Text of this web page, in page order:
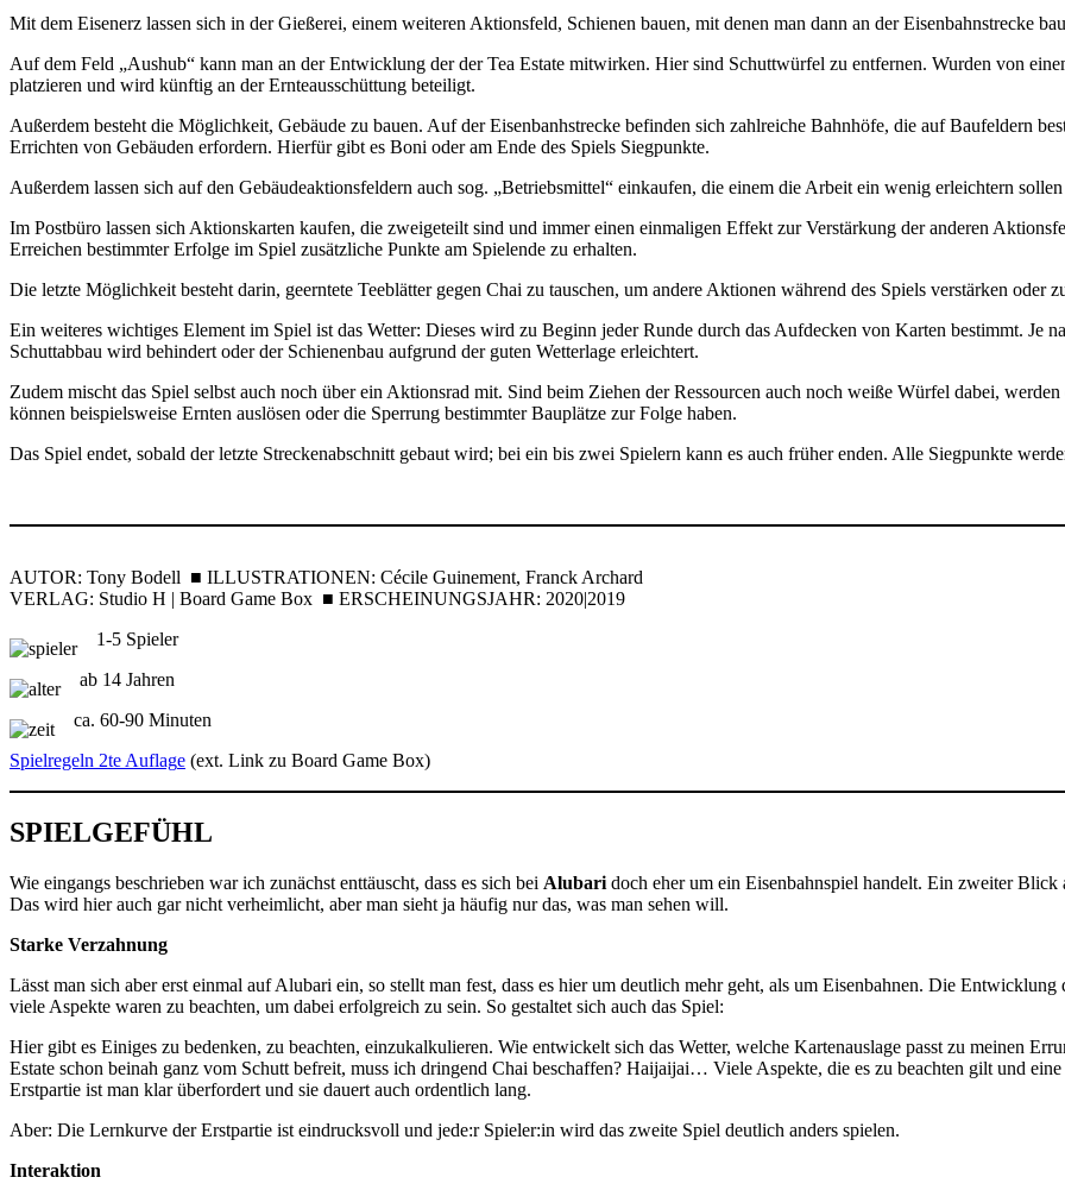
Mit dem Eisenerz lassen sich in der Gießerei, einem weiteren Aktionsfeld, Schienen bauen, mit denen man dann an der Eisenbahnstrecke
Auf dem Feld „Aushub“ kann man an der Entwicklung der der Tea Estate mitwirken. Hier sind Schuttwürfel zu entfernen. Wurden von
platzieren und wird künftig an der Ernteausschüttung beteiligt.
Außerdem besteht die Möglichkeit, Gebäude zu bauen. Auf der Eisenbanhstrecke befinden sich zahlreiche Bahnhöfe, die auf Baufeldern
Errichten von Gebäuden erfordern. Hierfür gibt es Boni oder am Ende des Spiels Siegpunkte.
Außerdem lassen sich auf den Gebäudeaktionsfeldern auch sog. „Betriebsmittel“ einkaufen, die einem die Arbeit ein wenig erleichtern
Im Postbüro lassen sich Aktionskarten kaufen, die zweigeteilt sind und immer einen einmaligen Effekt zur Verstärkung der anderen
Erreichen bestimmter Erfolge im Spiel zusätzliche Punkte am Spielende zu erhalten.
Die letzte Möglichkeit besteht darin, geerntete Teeblätter gegen Chai zu tauschen, um andere Aktionen während des Spiels verstärken oder
Ein weiteres wichtiges Element im Spiel ist das Wetter: Dieses wird zu Beginn jeder Runde durch das Aufdecken von Karten bestimmt. Je
Schuttabbau wird behindert oder der Schienenbau aufgrund der guten Wetterlage erleichtert.
Zudem mischt das Spiel selbst auch noch über ein Aktionsrad mit. Sind beim Ziehen der Ressourcen auch noch weiße Würfel dabei,
können beispielsweise Ernten auslösen oder die Sperrung bestimmter Bauplätze zur Folge haben.
Das Spiel endet, sobald der letzte Streckenabschnitt gebaut wird; bei ein bis zwei Spielern kann es auch früher enden. Alle Siegpunkte
AUTOR: Tony Bodell ■ ILLUSTRATIONEN: Cécile Guinement, Franck Archard
VERLAG: Studio H | Board Game Box ■ ERSCHEINUNGSJAHR: 2020|2019
1-5 Spieler
ab 14 Jahren
ca. 60-90 Minuten
Spielregeln 2te Auflage (ext. Link zu Board Game Box)
SPIELGEFÜHL
Wie eingangs beschrieben war ich zunächst enttäuscht, dass es sich bei Alubari doch eher um ein Eisenbahnspiel handelt. Ein zweiter
Das wird hier auch gar nicht verheimlicht, aber man sieht ja häufig nur das, was man sehen will.
Starke Verzahnung
Lässt man sich aber erst einmal auf Alubari ein, so stellt man fest, dass es hier um deutlich mehr geht, als um Eisenbahnen. Die
viele Aspekte waren zu beachten, um dabei erfolgreich zu sein. So gestaltet sich auch das Spiel:
Hier gibt es Einiges zu bedenken, zu beachten, einzukalkulieren. Wie entwickelt sich das Wetter, welche Kartenauslage passt zu meinen
Estate schon beinah ganz vom Schutt befreit, muss ich dringend Chai beschaffen? Haijaijai… Viele Aspekte, die es zu beachten gilt und
Erstpartie ist man klar überfordert und sie dauert auch ordentlich lang.
Aber: Die Lernkurve der Erstpartie ist eindrucksvoll und jede:r Spieler:in wird das zweite Spiel deutlich anders spielen.
Interaktion